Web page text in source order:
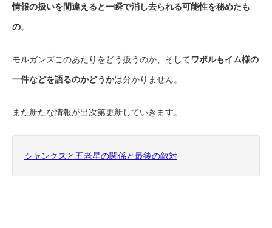
情報の扱いを間違えると一瞬で消し去られる可能性を秘めたも
の。
モルガンズこのあたりをどう扱うのか、そしてワポルもイム様の
一件などを語るのかどうかは分かりません。
また新たな情報が出次第更新していきます。
シャンクスと五老星の関係と最後の敵対